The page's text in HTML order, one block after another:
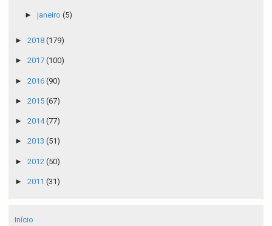
► janeiro (5)
► 2018 (179)
► 2017 (100)
► 2016 (90)
► 2015 (67)
► 2014(77)
► 2013 (51)
► 2012 (50)
► 2011 (31)
Início